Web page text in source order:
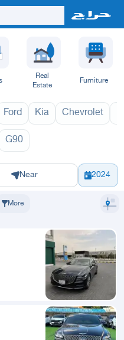
Real
Estate
Furniture
Ford Kia Chevrolet
G90
Yanbu Hafar Al Batin Madinah
Near 2024
G80 2027
More